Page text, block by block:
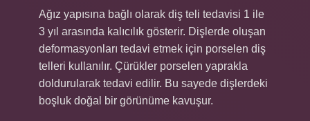
Ağız yapısına bağlı olarak diş teli tedavisi 1 ile
3 yıl arasında kalıcılık gösterir. Dişlerde oluşan
deformasyonları tedavi etmek için porselen diş
telleri kullanılır. Çürükler porselen yaprakla
doldurularak tedavi edilir. Bu sayede dişlerdeki
boşluk doğal bir görünüme kavuşur.